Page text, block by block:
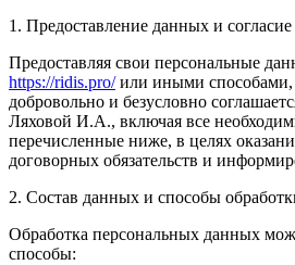
1. Предоставление данных и
Предоставляя свои персональные
https://ridis.pro/ или иными способами,
добровольно и безусловно
Ляховой И.А., включая все
перечисленные ниже, в целях
договорных обязательств и
2. Состав данных и способы
Обработка персональных данных
способы: